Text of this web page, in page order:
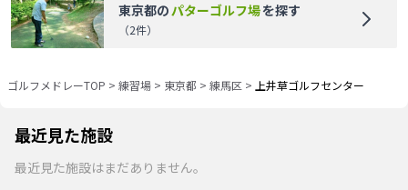
東京都のパターゴルフ場を探す
（2件）
ゴルフメドレーTOP > 練習場 > 東京都 > 練馬区 > 上井草ゴルフセンター
最近見た施設
最近見た施設はまだありません。